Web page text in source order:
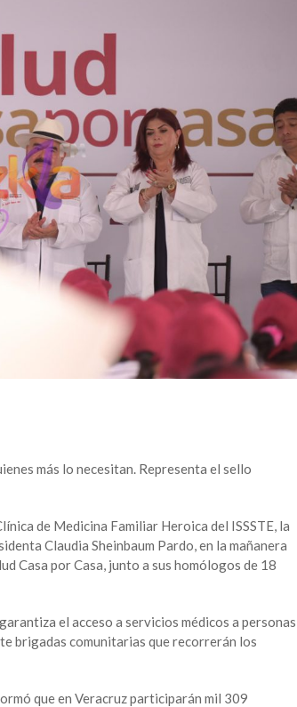
más lo necesitan. Representa el sello
de Medicina Familiar Heroica del ISSSTE, la
Claudia Sheinbaum Pardo, en la mañanera
Casa por Casa, junto a sus homólogos de 18
el acceso a servicios médicos a personas
brigadas comunitarias que recorrerán los
que en Veracruz participarán mil 309